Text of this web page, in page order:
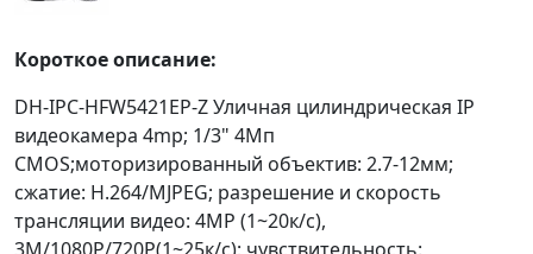
Короткое описание:
DH-IPC-HFW5421EP-Z Уличная цилиндрическая IP
видеокамера 4mp; 1/3" 4Mп
CMOS;моторизированный объектив: 2.7-12мм;
сжатие: H.264/MJPEG; разрешение и скорость
трансляции видео: 4MP (1~20к/с),